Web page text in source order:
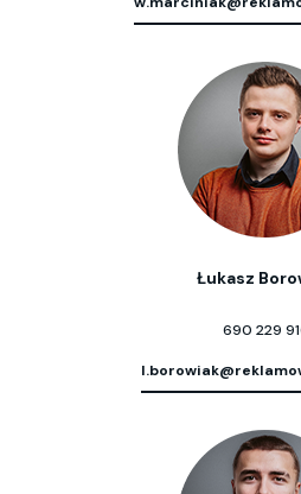
Łukasz
690 229